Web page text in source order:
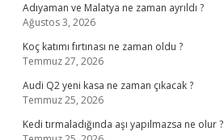
Adıyaman ve Malatya ne zaman ayrıldı ?
Ağustos 3, 2026
Koç katımı fırtınası ne zaman oldu ?
Temmuz 27, 2026
Audi Q2 yeni kasa ne zaman çıkacak ?
Temmuz 25, 2026
Kedi tırmaladığında aşı yapılmazsa ne olur ?